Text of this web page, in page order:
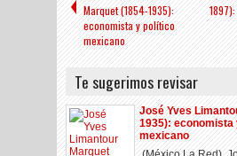
Marquet (1854-1935):
economista y político
mexicano
Te sugerimos revisar
José Yves
1935): economista
mexicano